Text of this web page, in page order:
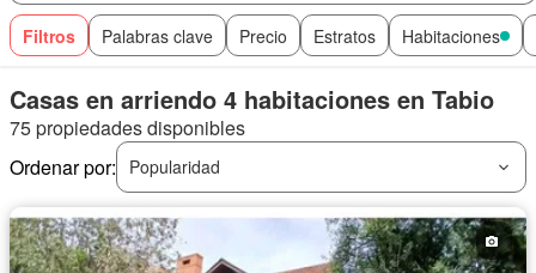
Filtros Palabras clave Precio Estratos Habitaciones
Casas en arriendo 4 habitaciones en Tabio
75 propiedades disponibles
Ordenar por:
Popularidad